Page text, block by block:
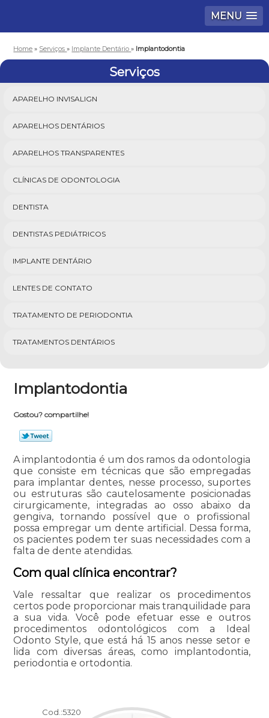
MENU
Home » Serviços» Implante Dentário» Implantodontia
Serviços
APARELHO INVISALIGN
APARELHOS DENTÁRIOS
APARELHOS TRANSPARENTES
CLÍNICAS DE ODONTOLOGIA
DENTISTA
DENTISTAS PEDIÁTRICOS
IMPLANTE DENTÁRIO
LENTES DE CONTATO
TRATAMENTO DE PERIODONTIA
TRATAMENTOS DENTÁRIOS
Implantodontia
Gostou? compartilhe!
A implantodontia é um dos ramos da odontologia
que consiste em técnicas que são empregadas
para implantar dentes, nesse processo, suportes
ou estruturas são cautelosamente posicionadas
cirurgicamente, integradas ao osso abaixo da
gengiva, tornando possível que o profissional
possa empregar um dente artificial. Dessa forma,
os pacientes podem ter suas necessidades com a
falta de dente atendidas.
Com qual clínica encontrar?
Vale ressaltar que realizar os procedimentos
certos pode proporcionar mais tranquilidade para
a sua vida. Você pode efetuar esse e outros
procedimentos odontológicos com a Ideal
Odonto Style, que está há 15 anos nesse setor e
lida com diversas áreas, como implantodontia,
periodontia e ortodontia.
Cod.:5320